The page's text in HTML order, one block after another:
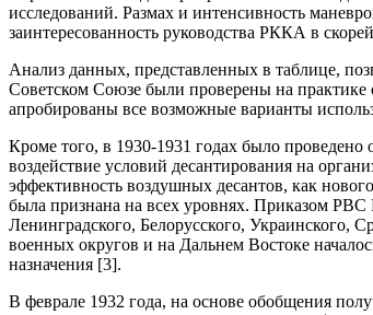
исследований. Размах и интенсивность
заинтересованность руководства РККА в
Анализ данных, представленных в таблице,
Советском Союзе были проверены на
апробированы все возможные варианты
Кроме того, в 1930-1931 годах было
воздействие условий десантирования на
эффективность воздушных десантов, как
была признана на всех уровнях. Приказом РВС
Ленинградского, Белорусского, Украинского,
военных округов и на Дальнем Востоке
назначения [3].
В феврале 1932 года, на основе обобщения